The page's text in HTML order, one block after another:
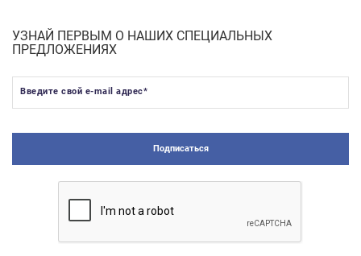
УЗНАЙ ПЕРВЫМ О НАШИХ СПЕЦИАЛЬНЫХ
ПРЕДЛОЖЕНИЯХ
Введите свой e-mail адрес*
Подписаться